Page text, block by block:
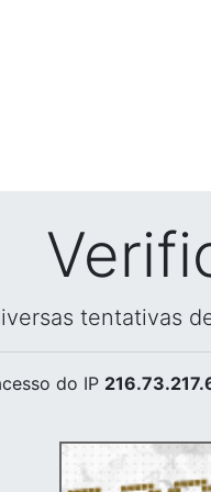
tentativas
do IP